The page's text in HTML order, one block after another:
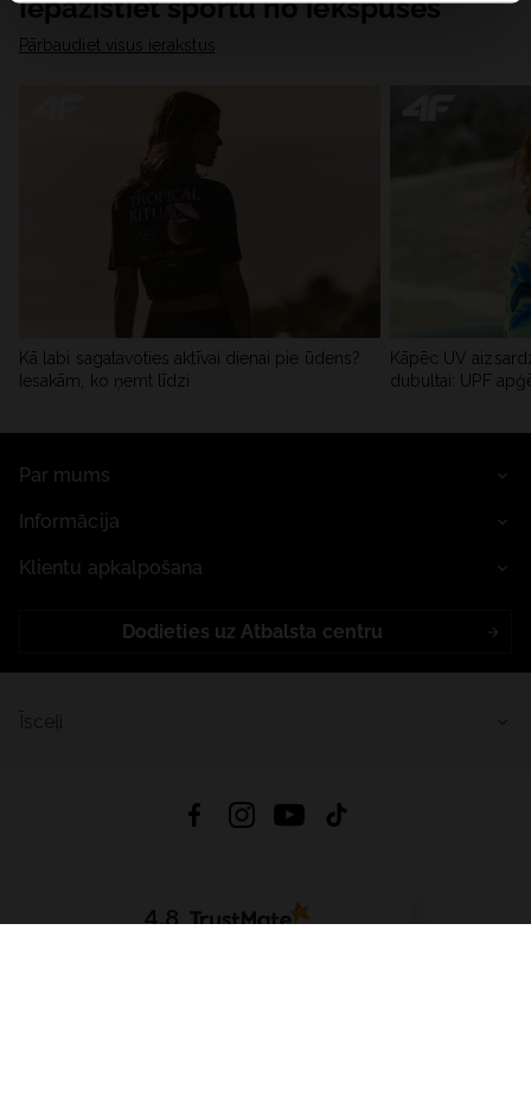
mūsu Privātuma politikā un sadaļā "Detaļas".
Iepazīstiet sportu no iekšpuses
Pārbaudiet visus ierakstus
Kā labi sagatavoties aktīvai dienai pie ūdens?
Iesakām, ko ņemt līdzi
Kāpēc UV
dubultai: UPF
Par mums
Informācija
Klientu apkalpošana
Dodieties uz Atbalsta centru
4.8